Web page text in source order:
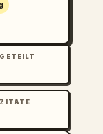
GETEILT
ZITATE